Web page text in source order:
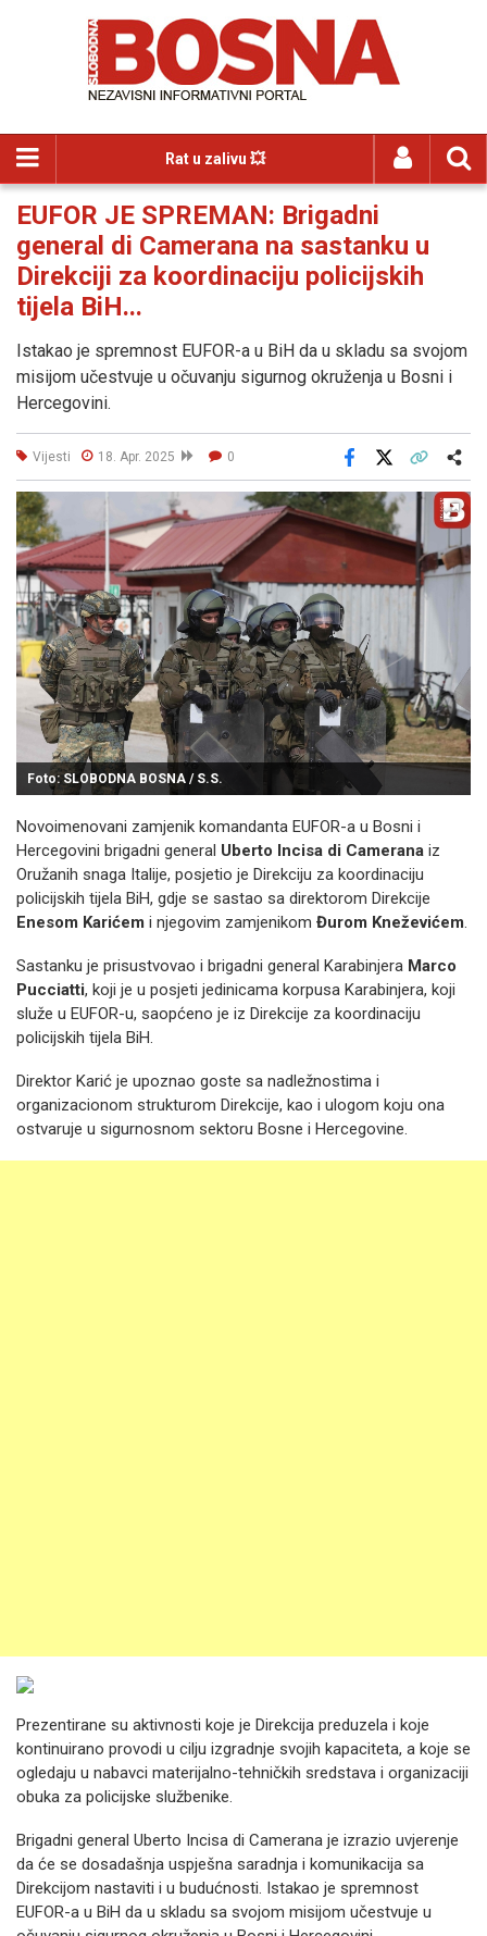
Rat u zalivu 💥
EUFOR JE SPREMAN: Brigadni
general di Camerana na sastanku u
Direkciji za koordinaciju policijskih
tijela BiH...
Istakao je spremnost EUFOR-a u BiH da u skladu sa svojom
misijom učestvuje u očuvanju sigurnog okruženja u Bosni i
Hercegovini.
Vijesti 18. Apr. 2025 0
Facebook
Foto: SLOBODNA BOSNA / S.S.
Novoimenovani zamjenik komandanta EUFOR-a u Bosni i
Hercegovini brigadni general Uberto Incisa di Camerana iz
Oružanih snaga Italije, posjetio je Direkciju za koordinaciju
policijskih tijela BiH, gdje se sastao sa direktorom Direkcije
Enesom Karićem i njegovim zamjenikom Đurom Kneževićem.
Sastanku je prisustvovao i brigadni general Karabinjera Marco
Pucciatti, koji je u posjeti jedinicama korpusa Karabinjera, koji
služe u EUFOR-u, saopćeno je iz Direkcije za koordinaciju
policijskih tijela BiH.
Direktor Karić je upoznao goste sa nadležnostima i
organizacionom strukturom Direkcije, kao i ulogom koju ona
ostvaruje u sigurnosnom sektoru Bosne i Hercegovine.
Prezentirane su aktivnosti koje je Direkcija preduzela i koje
kontinuirano provodi u cilju izgradnje svojih kapaciteta, a koje se
ogledaju u nabavci materijalno-tehničkih sredstava i organizaciji
obuka za policijske službenike.
Brigadni general Uberto Incisa di Camerana je izrazio uvjerenje
da će se dosadašnja uspješna saradnja i komunikacija sa
Direkcijom nastaviti i u budućnosti. Istakao je spremnost
EUFOR-a u BiH da u skladu sa svojom misijom učestvuje u